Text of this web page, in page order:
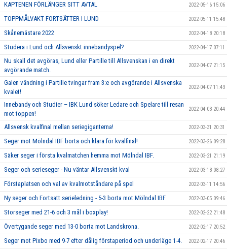
KAPTENEN FÖRLÄNGER SITT AVTAL 2022-05-16 15:06
TOPPMÅLVAKT FORTSÄTTER I LUND 2022-05-11 15:48
Skånemästare 2022 2022-04-18 20:18
Studera i Lund och Allsvenskt innebandyspel? 2022-04-17 07:11
Nu skall det avgöras, Lund eller Partille till Allsvenskan i en direkt
avgörande match.
2022-04-07 21:15
Galen vändning i Partille tvingar fram 3:e och avgörande i Allsvenska
kvalet!
2022-04-07 11:43
Innebandy och Studier – IBK Lund söker Ledare och Spelare till resan
mot toppen!
2022-04-03 20:44
Allsvensk kvalfinal mellan seriegiganterna! 2022-03-31 20:31
Seger mot Mölndal IBF borta och klara för kvalfinal! 2022-03-26 09:28
Säker seger i första kvalmatchen hemma mot Mölndal IBF. 2022-03-21 21:19
Seger och serieseger - Nu väntar Allsvenskt kval 2022-03-18 08:27
Förstaplatsen och val av kvalmotståndare på spel 2022-03-11 14:56
Ny seger och Fortsatt serieledning - 5-3 borta mot Mölndal IBF 2022-03-05 09:46
Storseger med 21-6 och 3 mål i boxplay! 2022-02-22 21:48
Övertygande seger med 13-0 borta mot Landskrona. 2022-02-17 20:52
Seger mot Pixbo med 9-7 efter dålig förstaperiod och underläge 1-4. 2022-02-17 20:46